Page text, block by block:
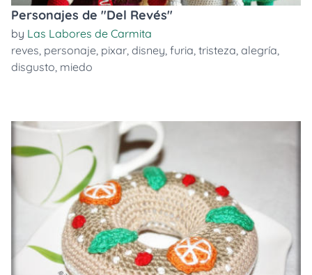
Personajes de "Del Revés"
by Las Labores de Carmita
reves, personaje, pixar, disney, furia, tristeza, alegría,
disgusto, miedo